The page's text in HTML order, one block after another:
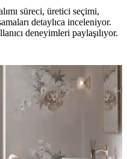
süreci, üretici seçimi,
detaylıca inceleniyor.
deneyimleri paylaşılıyor.